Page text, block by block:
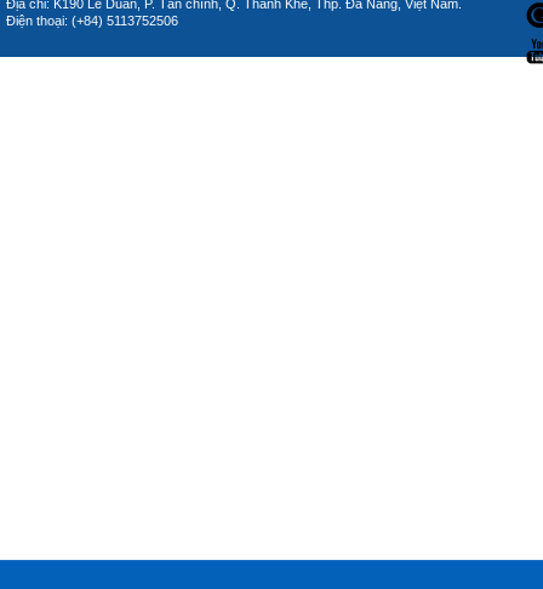
Địa chỉ: K190 Lê Duẩn, P. Tân chính, Q. Thanh Khê, Thp. Đà Nẵng, Việt Nam.
Điện thoại: (+84) 5113752506